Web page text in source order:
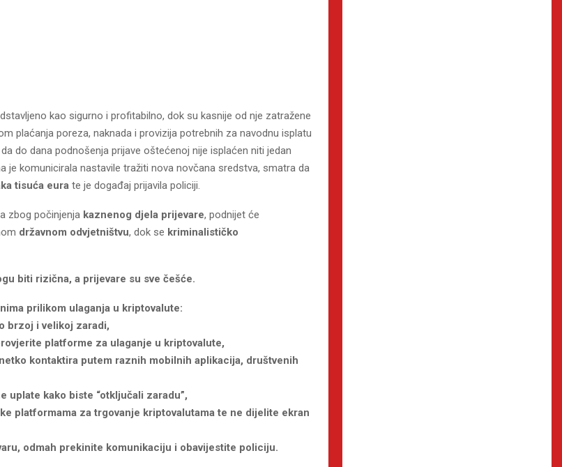
kao sigurno i profitabilno, dok su kasnije od nje zatražene
plaćanja poreza, naknada i provizija potrebnih za navodnu isplatu
do dana podnošenja prijave oštećenoj nije isplaćen niti jedan
je komunicirala nastavile tražiti nova novčana sredstva, smatra da
tisuća eura te je događaj prijavila policiji.
zbog počinjenja kaznenog djela prijevare, podnijet će
državnom odvjetništvu, dok se kriminalističko
biti rizična, a prijevare su sve češće.
prilikom ulaganja u kriptovalute:
brzoj i velikoj zaradi,
platforme za ulaganje u kriptovalute,
kontaktira putem raznih mobilnih aplikacija, društvenih
uplate kako biste “otključali zaradu”,
platformama za trgovanje kriptovalutama te ne dijelite ekran
odmah prekinite komunikaciju i obavijestite policiju.